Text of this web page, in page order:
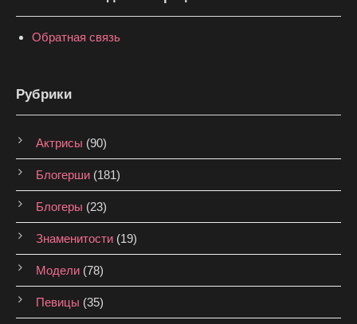
Обратная связь
Рубрики
Актрисы (90)
Блогерши (181)
Блогеры (23)
Знаменитости (19)
Модели (78)
Певицы (35)